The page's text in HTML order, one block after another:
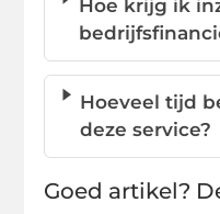
Hoe krijg ik
Hoeveel tijd
deze service?
Goed artikel?